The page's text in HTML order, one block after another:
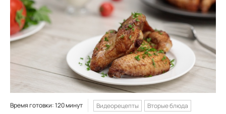
Время готовки: 120 минут Видеорецепты Вторые блюда